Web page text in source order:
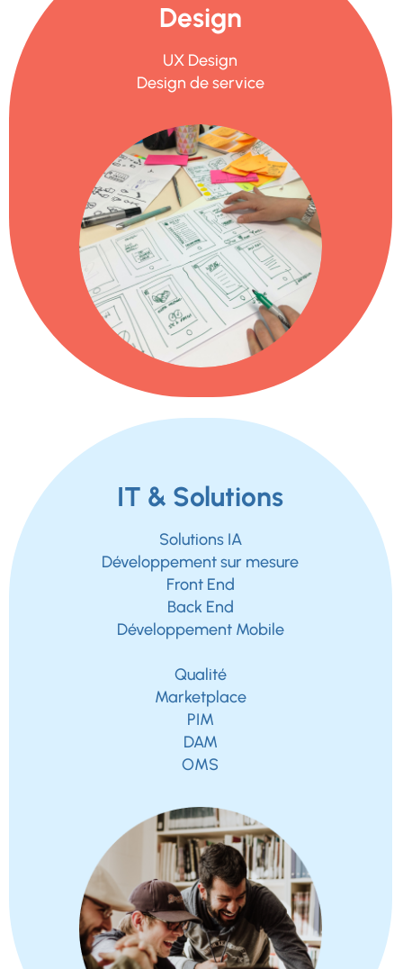
Design
UX Design
Design de service
IT & Solutions
Solutions IA
Développement sur mesure
Front End
Back End
Développement Mobile
Qualité
Marketplace
PIM
DAM
OMS